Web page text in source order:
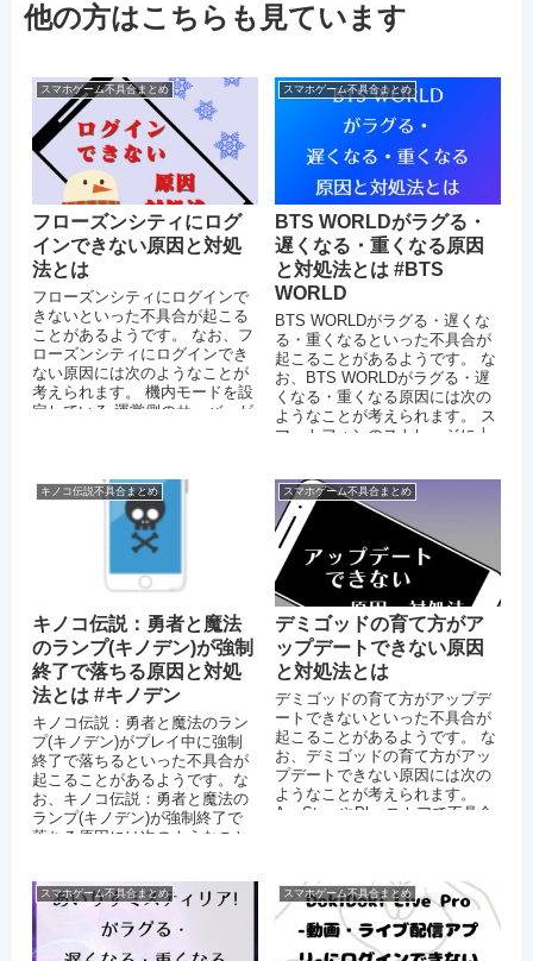
他の方はこちらも見ています
スマホゲーム不具合まとめ
フローズンシティにログ
インできない原因と対処
法とは
フローズンシティにログインで
きないといった不具合が起こる
ことがあるようです。 なお、フ
ローズンシティにログインでき
ない原因には次のようなことが
考えられます。 機内モードを設
定している 運営側のサーバーが
スマホゲーム不具合まとめ
BTS WORLDがラグる・
遅くなる・重くなる原因
と対処法とは #BTS
WORLD
BTS WORLDがラグる・遅くな
る・重くなるといった不具合が
起こることがあるようです。 な
お、BTS WORLDがラグる・遅
くなる・重くなる原因には次の
ようなことが考えられます。 ス
マートフォンのストレージに十
キノコ伝説不具合まとめ
キノコ伝説：勇者と魔法
のランプ(キノデン)が強制
終了で落ちる原因と対処
法とは #キノデン
キノコ伝説：勇者と魔法のラン
プ(キノデン)がプレイ中に強制
終了で落ちるといった不具合が
起こることがあるようです。な
お、キノコ伝説：勇者と魔法の
ランプ(キノデン)が強制終了で
落ちる原因には次のようなこと
スマホゲーム不具合まとめ
デミゴッドの育て方がア
ップデートできない原因
と対処法とは
デミゴッドの育て方がアップデ
ートできないといった不具合が
起こることがあるようです。 な
お、デミゴッドの育て方がアッ
プデートできない原因には次の
ようなことが考えられます。
AppStoreやPlayストアで不具合
スマホゲーム不具合まとめ スマホゲーム不具合まとめ